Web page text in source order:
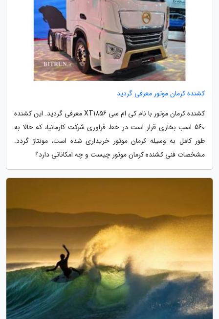
کشنده کرمان موتور معرفی گردید
کشنده کرمان موتور با نام کی ام سی XT1856 معرفی گردید. این کشنده
560 اسب بخاری قرار است در خط فراوری شرکت کارمانیا، که حالا به
طور کامل به وسیله کرمان موتور خریداری شده است، مونتاژ گردد.
مشخصات فنی کشنده کرمان موتور چیست و چه امکاناتی دارد؟